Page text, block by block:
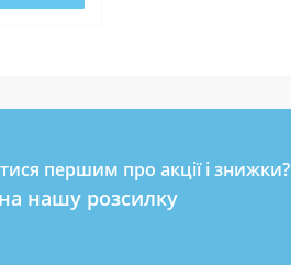
першим про акції і знижки?
нашу розсилку